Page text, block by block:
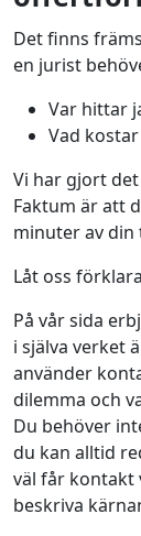
Det finns
en jurist
Var hittar
Vad
Vi har gjort
Faktum är att
minuter av
Låt oss
På vår sida
i själva verket
använder
dilemma och
Du behöver
du kan alltid
väl får kontakt
beskriva